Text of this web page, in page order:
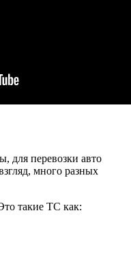
для перевозки авто
много разных
такие ТС как: